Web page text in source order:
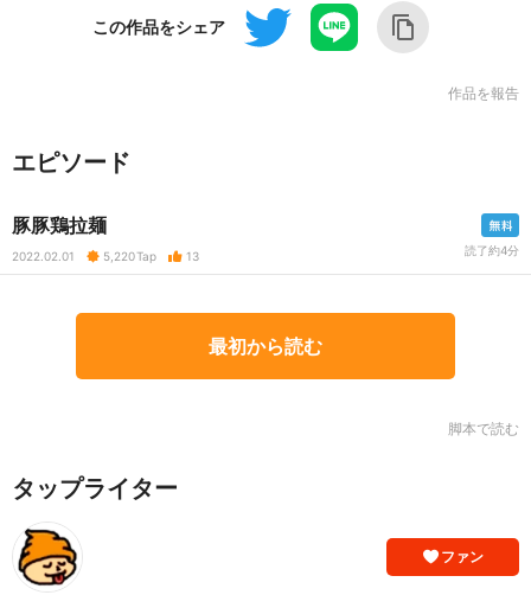
この作品をシェア
作品を報告
エピソード
豚豚鶏拉麺
2022.02.01 5,220Tap 13 読了約4分
最初から読む
脚本で読む
タップライター
ファン